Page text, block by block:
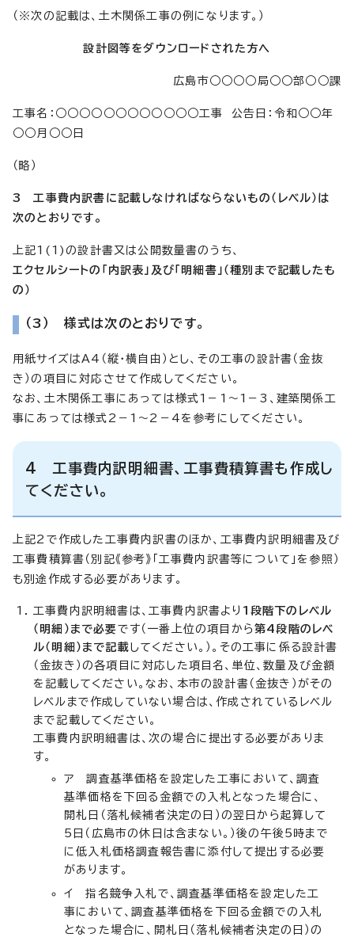
（※次の記載は、土木関係工事の例になります。）
設計図等をダウンロードされた方へ
広島市○○○○局○○部○○課
工事名：○○○○○○○○○○○○工事 公告日：令和○○年
○○月○○日
（略）
3 工事費内訳書に記載しなければならないもの（レベル）は
次のとおりです。
上記1(1)の設計書又は公開数量書のうち、
エクセルシートの「内訳表」及び「明細書」（種別まで記載したも
の）
（3） 様式は次のとおりです。
用紙サイズはA4（縦・横自由）とし、その工事の設計書（金抜
き）の項目に対応させて作成してください。
なお、土木関係工事にあっては様式1－1～1－3、建築関係工
事にあっては様式2－1～2－4を参考にしてください。
4 工事費内訳明細書、工事費積算書も作成し
てください。
上記2で作成した工事費内訳書のほか、工事費内訳明細書及び
工事費積算書（別記《参考》「工事費内訳書等について」を参照）
も別途作成する必要があります。
工事費内訳明細書は、工事費内訳書より 1段階下のレベル
（明細）まで必要です（一番上位の項目から第4段階のレベ
ル（明細）まで記載 してください。）。その工事に係る設計書
（金抜き）の各項目に対応した項目名、単位、数量及び金額
を記載してください。なお、本市の設計書（金抜き）がその
レベルまで作成していない場合は、作成されているレベル
まで記載してください。
工事費内訳明細書は、次の場合に提出する必要がありま
す。
ア 調査基準価格を設定した工事において、調査
基準価格を下回る金額での入札となった場合に、
開札日（落札候補者決定の日）の翌日から起算して
5日（広島市の休日は含まない。）後の午後5時まで
に低入札価格調査報告書に添付して提出する必要
があります。
イ 指名競争入札で、調査基準価格を設定した工
事において、調査基準価格を下回る金額での入札
となった場合に、開札日（落札候補者決定の日）の